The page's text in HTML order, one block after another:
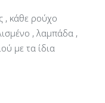
, κάθε ρούχο
, λαμπάδα ,
με τα ίδια